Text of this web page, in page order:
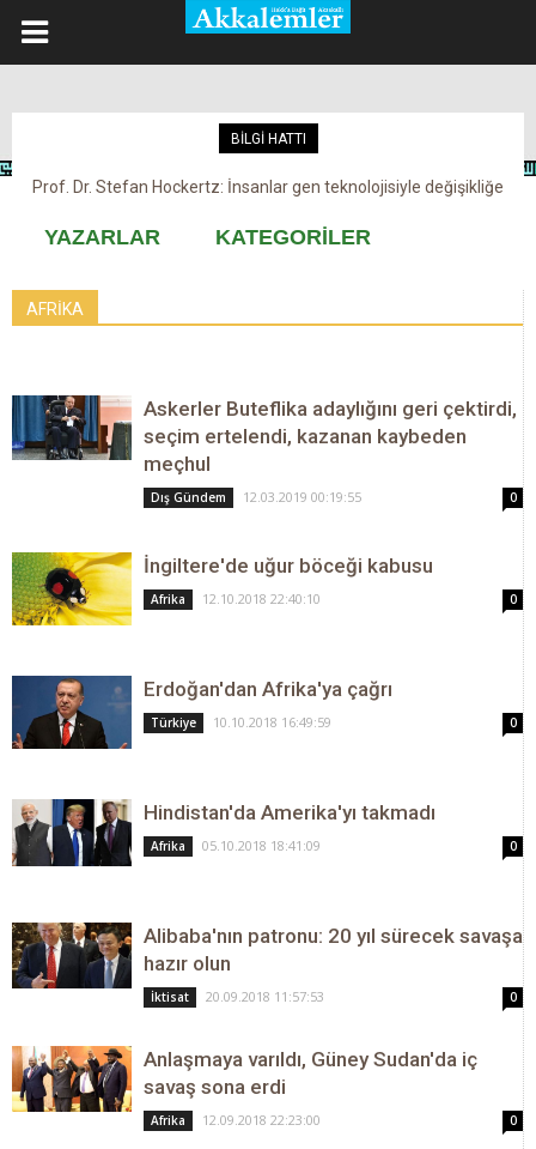
BİLGİ HATTI
Prof. Dr. Stefan Hockertz: İnsanlar gen teknolojisiyle değişikliğe
Kovid-19 aşısı, devşirme ve kobay!
YAZARLAR KATEGORİLER
AFRİKA
Askerler Buteflika adaylığını geri çektirdi,
seçim ertelendi, kazanan kaybeden
meçhul
Dış Gündem 12.03.2019 00:19:55 0
İngiltere'de uğur böceği kabusu
Afrika 12.10.2018 22:40:10 0
Erdoğan'dan Afrika'ya çağrı
Türkiye 10.10.2018 16:49:59 0
Hindistan'da Amerika'yı takmadı
Afrika 05.10.2018 18:41:09 0
Alibaba'nın patronu: 20 yıl sürecek savaşa
hazır olun
İktisat 20.09.2018 11:57:53 0
Anlaşmaya varıldı, Güney Sudan'da iç
savaş sona erdi
Afrika 12.09.2018 22:23:00 0